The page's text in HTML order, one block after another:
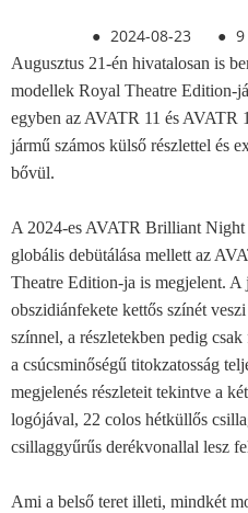
● 2024-08-23 ● 9
Augusztus 21-én hivatalosan is
modellek Royal Theatre Edition-
egyben az AVATR 11 és AVATR
jármű számos külső részlettel és
bővül.
A 2024-es AVATR Brilliant
globális debütálása mellett az
Theatre Edition-ja is megjelent. A
obszidiánfekete kettős színét
színnel, a részletekben pedig
a csúcsminőségű titokzatosság
megjelenés részleteit tekintve a
logójával, 22 colos hétküllős
csillaggyűrűs derékvonallal lesz
Ami a belső teret illeti, mindkét